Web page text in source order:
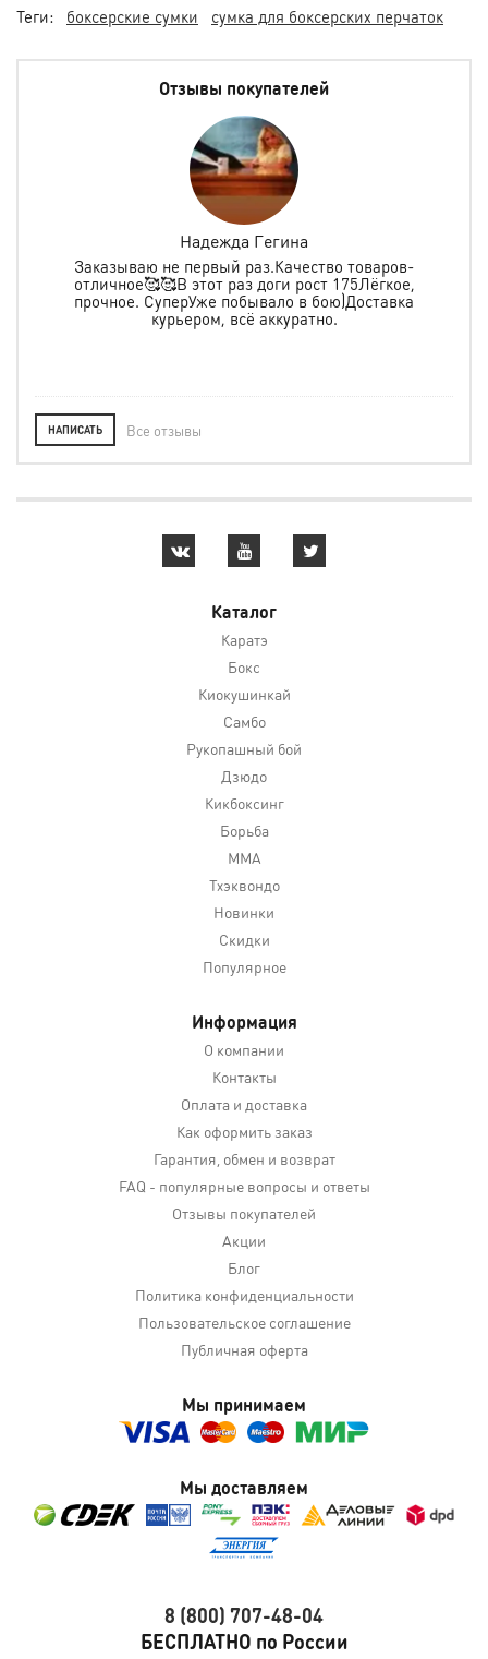
Теги: боксерские сумки сумка для боксерских перчаток
Отзывы покупателей
Надежда Гегина
Заказываю не первый раз.Качество товаров-
отличное🥰🥰В этот раз доги рост 175Лёгкое,
прочное. СуперУже побывало в бою)Доставка
курьером, всё аккуратно.
НАПИСАТЬ Все отзывы
Каталог
Каратэ
Бокс
Киокушинкай
Самбо
Рукопашный бой
Дзюдо
Кикбоксинг
Борьба
MMA
Тхэквондо
Новинки
Скидки
Популярное
Информация
О компании
Контакты
Оплата и доставка
Как оформить заказ
Гарантия, обмен и возврат
FAQ - популярные вопросы и ответы
Отзывы покупателей
Акции
Блог
Политика конфиденциальности
Пользовательское соглашение
Публичная оферта
Мы принимаем
Мы доставляем
8 (800) 707-48-04
БЕСПЛАТНО по России